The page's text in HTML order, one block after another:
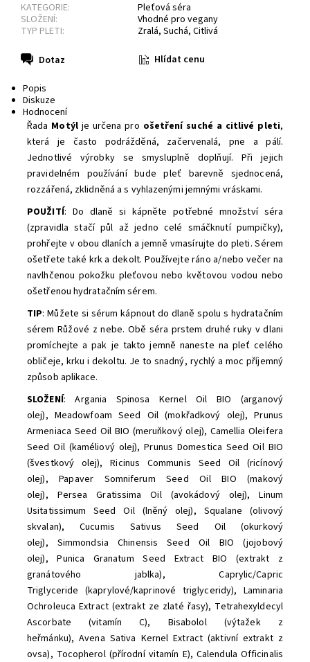
KATEGORIE:
Pleťová séra
SLOŽENÍ:
Vhodné pro vegany
TYP PLETI:
Zralá, Suchá, Citlivá
Dotaz Hlídat cenu
Popis
Diskuze
Hodnocení
Řada Motýlje určena pro ošetření suché a citlivé pleti,
která je často podrážděná, začervenalá, pne a pálí.
Jednotlivé výrobky se smysluplně doplňují. Při jejich
pravidelném používání bude pleť barevně sjednocená,
rozzářená, zklidněná a s vyhlazenými jemnými vráskami.
POUŽITÍ: Do dlaně si kápněte potřebné množství séra
(zpravidla stačí půl až jedno celé smáčknutí pumpičky),
prohřejte v obou dlaních a jemně vmasírujte do pleti. Sérem
ošetřete také krk a dekolt. Používejte ráno a/nebo večer na
navlhčenou pokožku pleťovou nebo květovou vodou nebo
ošetřenou hydratačním sérem.
TIP: Můžete si sérum kápnout do dlaně spolu s hydratačním
sérem Růžové z nebe. Obě séra prstem druhé ruky v dlani
promíchejte a pak je takto jemně naneste na pleť celého
obličeje, krku i dekoltu. Je to snadný, rychlý a moc příjemný
způsob aplikace.
SLOŽENÍ: Argania Spinosa Kernel Oil BIO (arganový
olej), Meadowfoam Seed Oil (mokřadkový olej), Prunus
Armeniaca Seed Oil BIO (meruňkový olej), Camellia Oleifera
Seed Oil (kaméliový olej), Prunus Domestica Seed Oil BIO
(švestkový olej), Ricinus Communis Seed Oil (ricínový
olej), Papaver Somniferum Seed Oil BIO (makový
olej), Persea Gratissima Oil (avokádový olej), Linum
Usitatissimum Seed Oil (lněný olej), Squalane (olivový
skvalan), Cucumis Sativus Seed Oil (okurkový
olej), Simmondsia Chinensis Seed Oil BIO (jojobový
olej), Punica Granatum Seed Extract BIO (extrakt z
granátového jablka), Caprylic/Capric
Triglyceride (kaprylové/kaprinové triglyceridy), Laminaria
Ochroleuca Extract (extrakt ze zlaté řasy), Tetrahexyldecyl
Ascorbate (vitamín C), Bisabolol (výtažek z
heřmánku), Avena Sativa Kernel Extract (aktivní extrakt z
ovsa), Tocopherol (přírodní vitamín E), Calendula Officinalis